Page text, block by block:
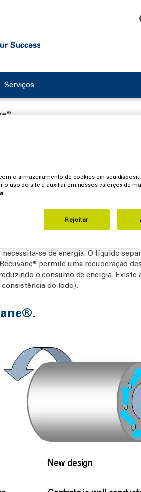
Serviços
,
se de energia. O líquido
permite uma recuperação
o consumo de energia. Existe
do lodo).
o armazenamento de cookies em seu
o uso do site e auxiliar em nossos esforços de
Rejeitar